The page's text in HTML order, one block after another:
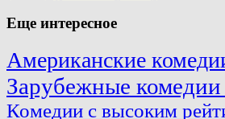
Еще интересное
Американские
Зарубежные комедии
Комедии с высоким